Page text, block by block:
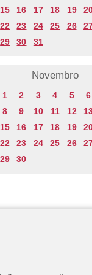
15
16 17 18 19
22
23 24 25 26
29
30 31
Novembro
1 2 3 4 5 6
8
9 10 11 12
15
16 17 18 19
22
23 24 25 26
29
30